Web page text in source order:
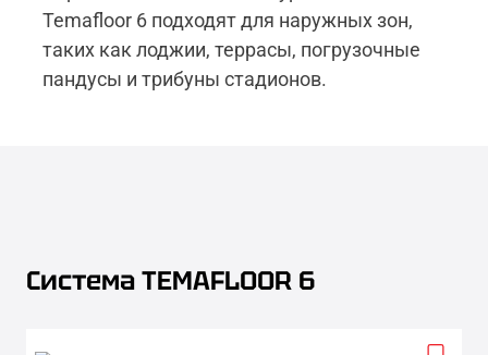
Temafloor 6 подходят для наружных зон,
таких как лоджии, террасы, погрузочные
пандусы и трибуны стадионов.
Система TEMAFLOOR 6